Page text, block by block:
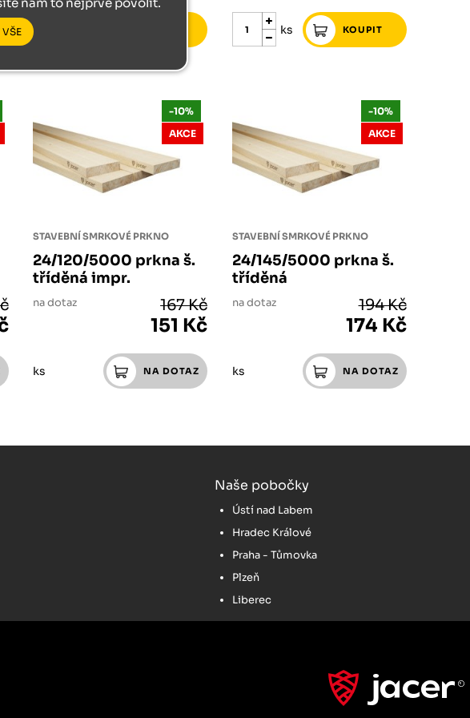
ks
STAVEBNÍ SMRKOVÉ PRKNO
24/120/5000 prkna š.
tříděná impr.
-10%
AKCE
na dotaz 167 Kč
151 Kč
ks
STAVEBNÍ SMRKOVÉ PRKNO
24/145/5000 prkna š.
tříděná
-10%
AKCE
na dotaz 194 Kč
174 Kč
ks
Naše pobočky
Ústí nad Labem
Hradec Králové
Praha - Tůmovka
Plzeň
Liberec